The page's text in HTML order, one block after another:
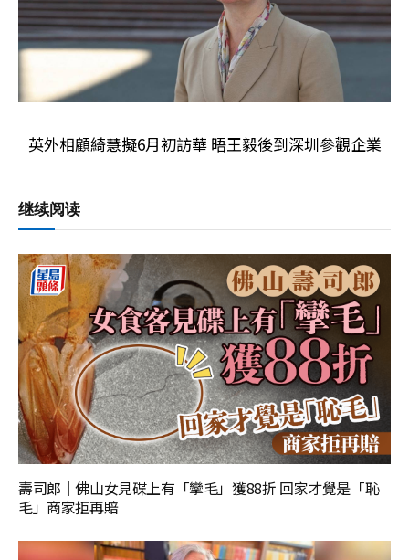
英外相顧綺慧擬6月初訪華 晤王毅後到深圳參觀企業
继续阅读
壽司郎｜佛山女見碟上有「攣毛」獲88折 回家才覺是「恥
毛」商家拒再賠